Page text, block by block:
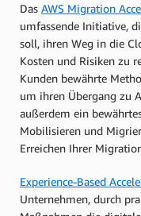
Das AWS Migration
umfassende Initiative,
soll, ihren Weg in die
Kosten und Risiken zu
Kunden bewährte
um ihren Übergang zu
außerdem ein
Mobilisieren und
Erreichen Ihrer
Experience-Based
Unternehmen, durch